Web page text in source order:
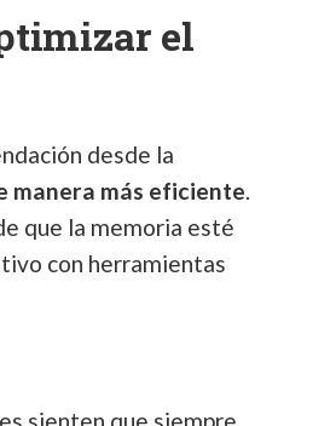
el
desde la
manera más eficiente.
que la memoria esté
con herramientas